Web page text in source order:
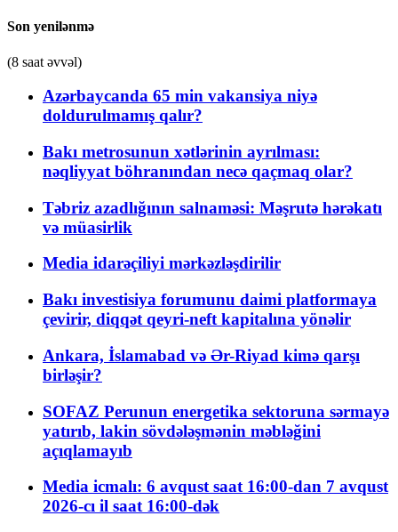
Son yenilənmə
(8 saat əvvəl)
Azərbaycanda 65 min vakansiya niyə
doldurulmamış qalır?
Bakı metrosunun xətlərinin ayrılması:
nəqliyyat böhranından necə qaçmaq olar?
Təbriz azadlığının salnaməsi: Məşrutə hərəkatı
və müasirlik
Media idarəçiliyi mərkəzləşdirilir
Bakı investisiya forumunu daimi platformaya
çevirir, diqqət qeyri-neft kapitalına yönəlir
Ankara, İslamabad və Ər-Riyad kimə qarşı
birləşir?
SOFAZ Perunun energetika sektoruna sərmayə
yatırıb, lakin sövdələşmənin məbləğini
açıqlamayıb
Media icmalı: 6 avqust saat 16:00-dan 7 avqust
2026-cı il saat 16:00-dək